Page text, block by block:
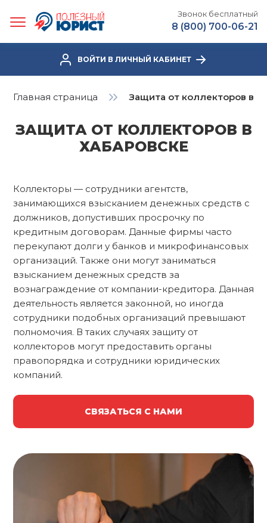
Звонок бесплатный
8 (800) 700-06-21
ВОЙТИ В ЛИЧНЫЙ КАБИНЕТ
Главная страница Защита от коллекторов в
ЗАЩИТА ОТ КОЛЛЕКТОРОВ В
ХАБАРОВСКЕ
Коллекторы — сотрудники агентств,
занимающихся взысканием денежных средств с
должников, допустивших просрочку по
кредитным договорам. Данные фирмы часто
перекупают долги у банков и микрофинансовых
организаций. Также они могут заниматься
взысканием денежных средств за
вознаграждение от компании-кредитора. Данная
деятельность является законной, но иногда
сотрудники подобных организаций превышают
полномочия. В таких случаях защиту от
коллекторов могут предоставить органы
правопорядка и сотрудники юридических
компаний.
СВЯЗАТЬСЯ С НАМИ